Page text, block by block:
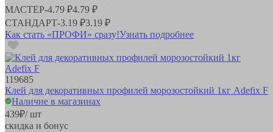
МАСТЕР-4.79 ₽4.79 ₽
СТАНДАРТ-3.19 ₽3.19 ₽
Как стать «ПРОФИ» сразу!Узнать подробнее
119685
Клей для декоративных профилей морозостойкий 1кг Adefix F
Наличие в магазинах
439₽/ шт
скидка и бонус